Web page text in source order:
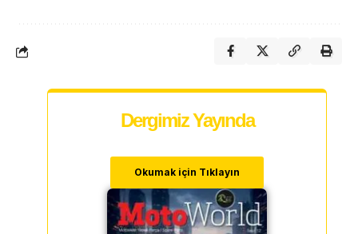
Dergimiz Yayında
Okumak için Tıklayın